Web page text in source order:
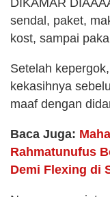
DIKAMAR
sendal, paket,
kost, sampai
Setelah
kekasihnya
maaf dengan
Baca Juga:
Rahmatunufus
Demi Flexing di